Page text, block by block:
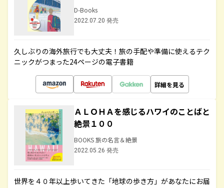
D-Books
2022.07.20 発売
久しぶりの海外旅行でも大丈夫！旅の手配や準備に使えるテク
ニックがつまった24ページの電子書籍
詳細を見る
ＡＬＯＨＡを感じるハワイのことばと
絶景１００
BOOKS 旅の名言＆絶景
2022.05.26 発売
世界を４０年以上歩いてきた「地球の歩き方」があなたにお届